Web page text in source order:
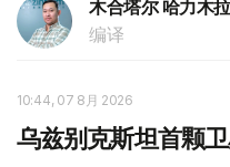
木合塔尔 哈力木拉
编译
10:44, 07 8月 2026
乌兹别克斯坦首颗